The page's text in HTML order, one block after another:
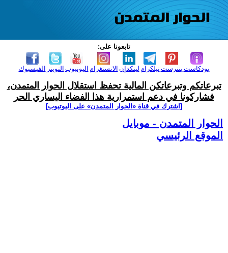
تابعونا على:
الفيسبوك التويتر اليوتيوب الانستغرام لينكدإن تيلكرامبنترست بودكاست
تبرعاتكم وتبرعاتكن المالية تحفظ استقلال الحوار المتمدن،
فشاركونا في دعم استمرارية هذا الفضاء اليساري الحر
[اشترك في قناة ‫«الحوار المتمدن» على اليوتيوب]
الحوار المتمدن - موبايل
الموقع الرئيسي